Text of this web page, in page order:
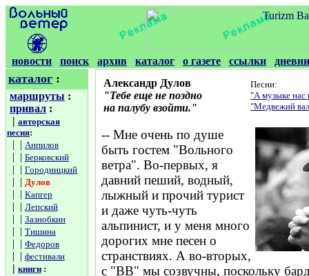
новости поиск архив каталог о газете ссылки
каталог :
маршруты :
привал :
| авторская
песня:
| | Анпилов
| | Берковский
| | Городницкий
| | Дулов
| | Капгер
| | Лепский
| | Зазнобкин
| | Тишина
| | Федоров
| | фестивали
| книги :
Александр Дулов
"Тебе еще не поздно
на палубу взойти."
Песни:
"А музыке нас
"Медвежий
-- Мне очень по душе
быть гостем "Вольного
ветра". Во-первых, я
давний пеший, водный,
лыжный и прочий турист
и даже чуть-чуть
альпинист, и у меня много
дорогих мне песен о
странствиях. А во-вторых,
с "ВВ" мы созвучны, поскольку